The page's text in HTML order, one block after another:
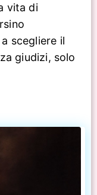
vita di
scegliere il
giudizi, solo